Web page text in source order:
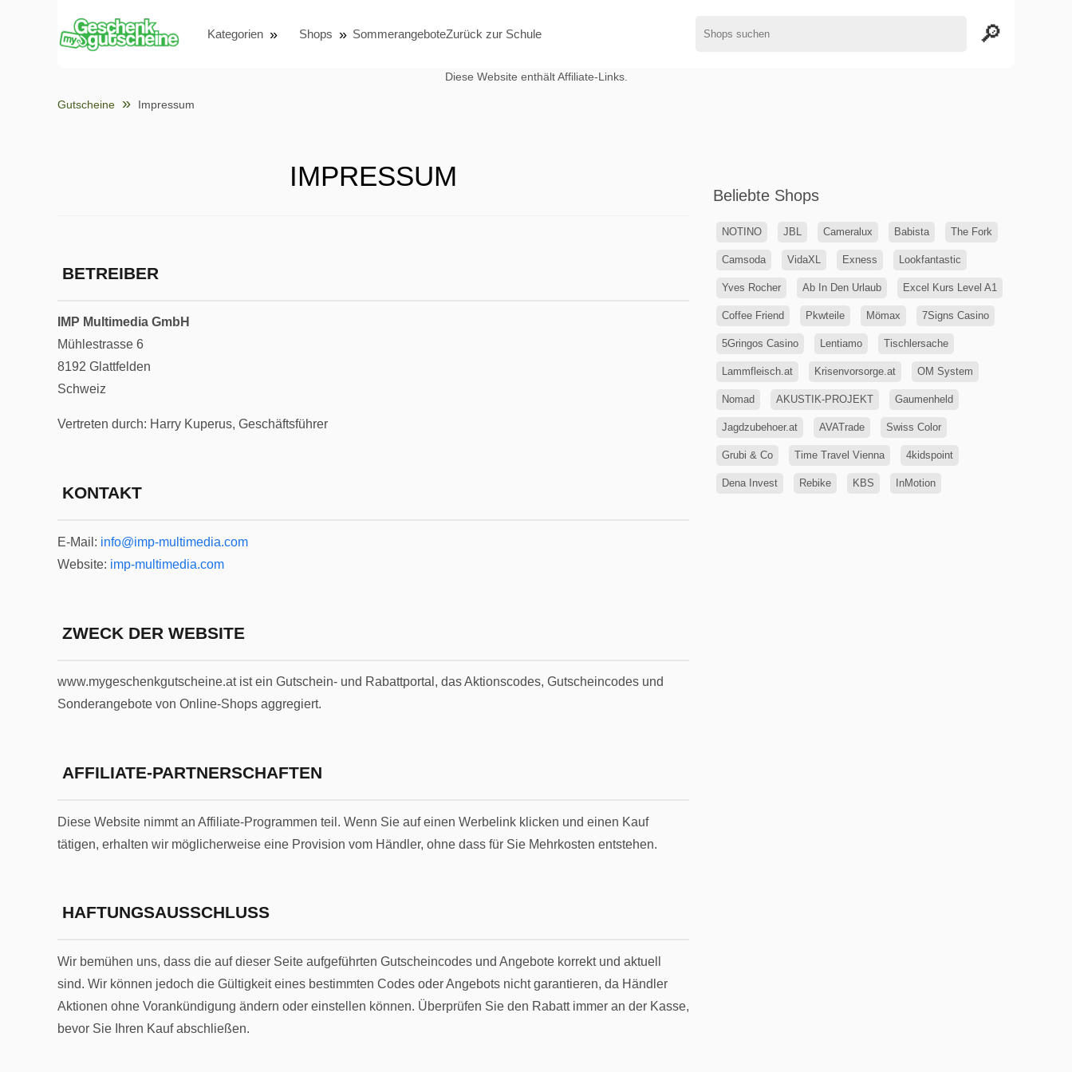
Kategorien Shops SommerangeboteZurück zur Schule
Diese Website enthält Affiliate-Links.
Gutscheine Impressum
IMPRESSUM
BETREIBER
IMP Multimedia GmbH
Mühlestrasse 6
8192 Glattfelden
Schweiz
Vertreten durch: Harry Kuperus, Geschäftsführer
KONTAKT
E-Mail: info@imp-multimedia.com
Website: imp-multimedia.com
ZWECK DER WEBSITE
www.mygeschenkgutscheine.at ist ein Gutschein- und Rabattportal, das Aktionscodes, Gutscheincodes und
Sonderangebote von Online-Shops aggregiert.
AFFILIATE-PARTNERSCHAFTEN
Diese Website nimmt an Affiliate-Programmen teil. Wenn Sie auf einen Werbelink klicken und einen Kauf
tätigen, erhalten wir möglicherweise eine Provision vom Händler, ohne dass für Sie Mehrkosten entstehen.
HAFTUNGSAUSSCHLUSS
Wir bemühen uns, dass die auf dieser Seite aufgeführten Gutscheincodes und Angebote korrekt und aktuell
sind. Wir können jedoch die Gültigkeit eines bestimmten Codes oder Angebots nicht garantieren, da Händler
Aktionen ohne Vorankündigung ändern oder einstellen können. Überprüfen Sie den Rabatt immer an der Kasse,
bevor Sie Ihren Kauf abschließen.
Beliebte Shops
NOTINO JBL Cameralux Babista The Fork
Camsoda VidaXL Exness Lookfantastic
Yves Rocher Ab In Den Urlaub Excel Kurs Level A1
Coffee Friend Pkwteile Mömax 7Signs Casino
5Gringos Casino Lentiamo Tischlersache
Lammfleisch.at Krisenvorsorge.at OM System
Nomad AKUSTIK-PROJEKT Gaumenheld
Jagdzubehoer.at AVATrade Swiss Color
Grubi & Co Time Travel Vienna 4kidspoint
Dena Invest Rebike KBS InMotion